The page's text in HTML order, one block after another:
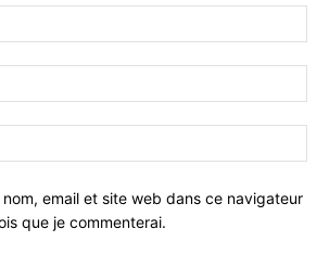
nom, email et site web dans ce navigateur
que je commenterai.